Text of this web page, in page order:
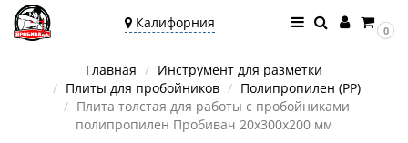
Калифорния
Калифорния
Угадали?
0
Главная
Инструмент для разметки
Плиты для пробойников
Полипропилен (PP)
Плита толстая для работы с пробойниками
полипропилен Пробивач 20х300х200 мм